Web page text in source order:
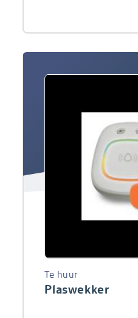
Plaswekker
Te huur